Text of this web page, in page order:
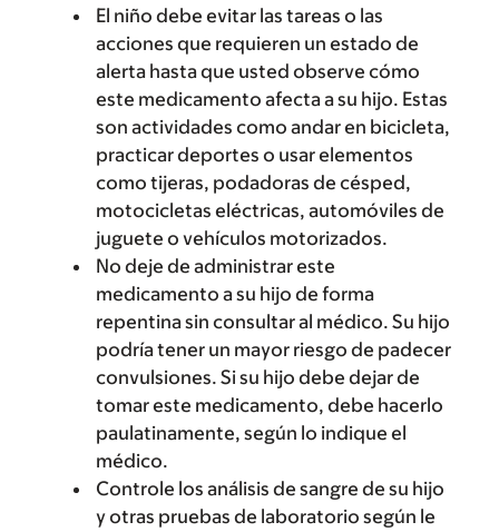
El niño debe evitar las tareas o las
acciones que requieren un estado de
alerta hasta que usted observe cómo
este medicamento afecta a su hijo. Estas
son actividades como andar en bicicleta,
practicar deportes o usar elementos
como tijeras, podadoras de césped,
motocicletas eléctricas, automóviles de
juguete o vehículos motorizados.
No deje de administrar este
medicamento a su hijo de forma
repentina sin consultar al médico. Su hijo
podría tener un mayor riesgo de padecer
convulsiones. Si su hijo debe dejar de
tomar este medicamento, debe hacerlo
paulatinamente, según lo indique el
médico.
Controle los análisis de sangre de su hijo
y otras pruebas de laboratorio según le